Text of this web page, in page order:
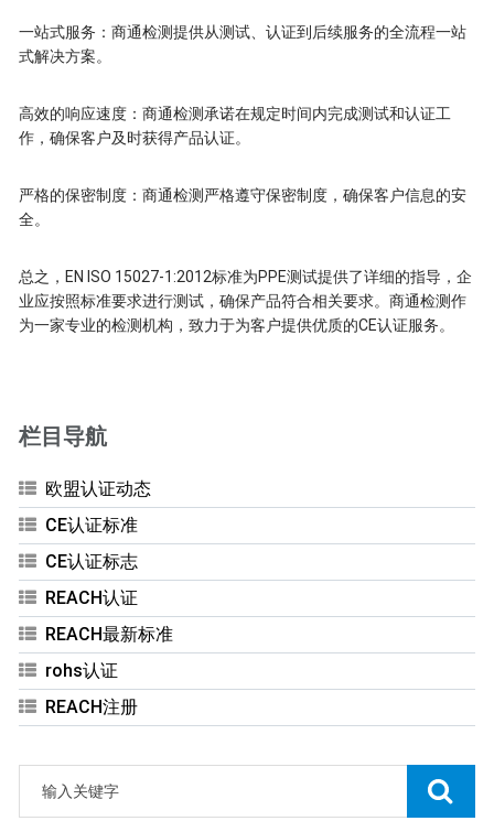
一站式服务：商通检测提供从测试、认证到后续服务的全流程一站
式解决方案。
高效的响应速度：商通检测承诺在规定时间内完成测试和认证工
作，确保客户及时获得产品认证。
严格的保密制度：商通检测严格遵守保密制度，确保客户信息的安
全。
总之，EN ISO 15027-1:2012标准为PPE测试提供了详细的指导，企
业应按照标准要求进行测试，确保产品符合相关要求。商通检测作
为一家专业的检测机构，致力于为客户提供优质的CE认证服务。
栏目导航
欧盟认证动态
CE认证标准
CE认证标志
REACH认证
REACH最新标准
rohs认证
REACH注册